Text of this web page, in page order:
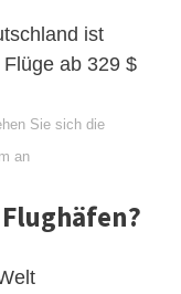
ist
ab 329 $
Sie sich die
an